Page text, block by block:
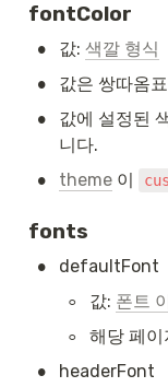
fontColor
• 값: 색깔 형식
• 값은 쌍따옴
•
값에 설정된
니다.
• theme 이
fonts
• defaultFont
◦ 값: 폰트
◦ 해당 페
• headerFont